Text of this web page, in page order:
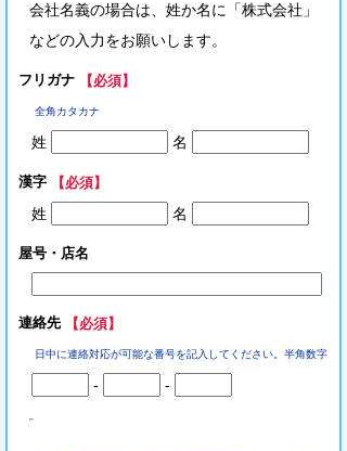
会社名義の場合は、姓か名に「株式会社」
などの入力をお願いします。
フリガナ 【必須】
全角カタカナ
姓 名
漢字 【必須】
姓 名
屋号・店名
連絡先 【必須】
日中に連絡対応が可能な番号を記入してください。半角数字
- -